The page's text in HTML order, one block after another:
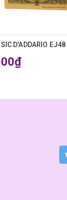
D'ADDARIO EJ48